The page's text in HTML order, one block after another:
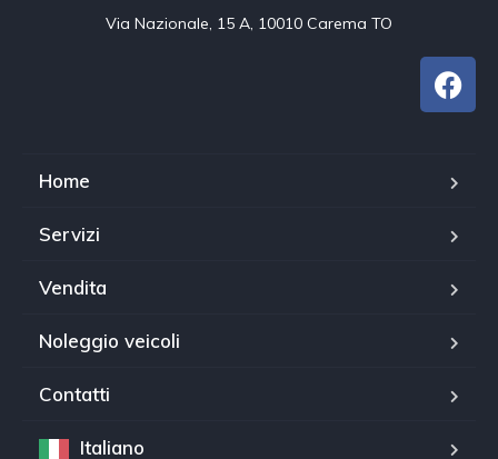
Via Nazionale, 15 A, 10010 Carema TO
Home
Servizi
Vendita
Noleggio veicoli
Contatti
Italiano